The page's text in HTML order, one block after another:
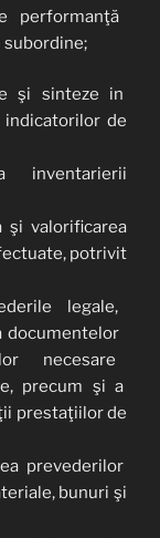
performanţă
şi sinteze in
de
inventarierii
şi valorificarea
potrivit
legale,
necesare
precum şi a
prestaţiilor de
prevederilor
bunuri şi